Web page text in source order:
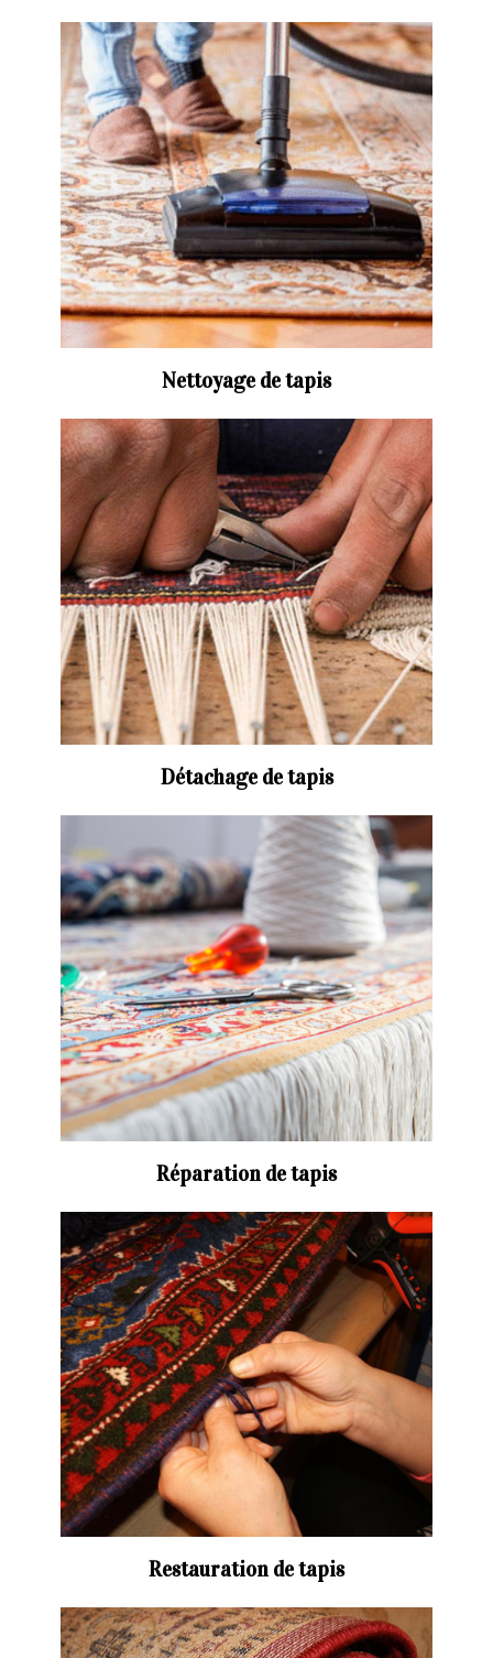
Nettoyage de tapis
Détachage de tapis
Réparation de tapis
Restauration de tapis